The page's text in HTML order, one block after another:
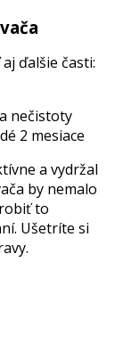
ďalšie časti:
nečistoty
2 mesiace
a vydržal
by nemalo
to
Ušetríte si